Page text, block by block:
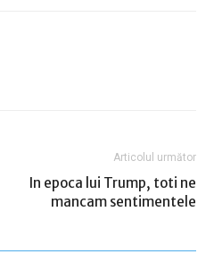
Articolul următor
In epoca lui Trump, toti ne
mancam sentimentele